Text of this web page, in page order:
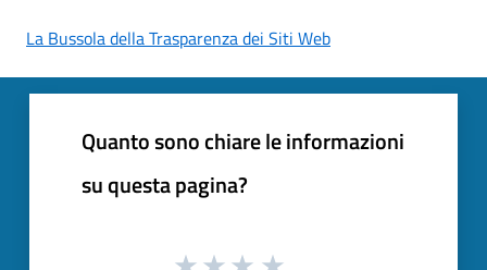
La Bussola della Trasparenza dei Siti Web
Quanto sono chiare le informazioni
su questa pagina?